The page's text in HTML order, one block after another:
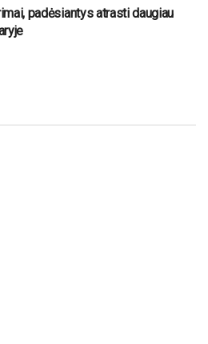
padėsiantys atrasti daugiau